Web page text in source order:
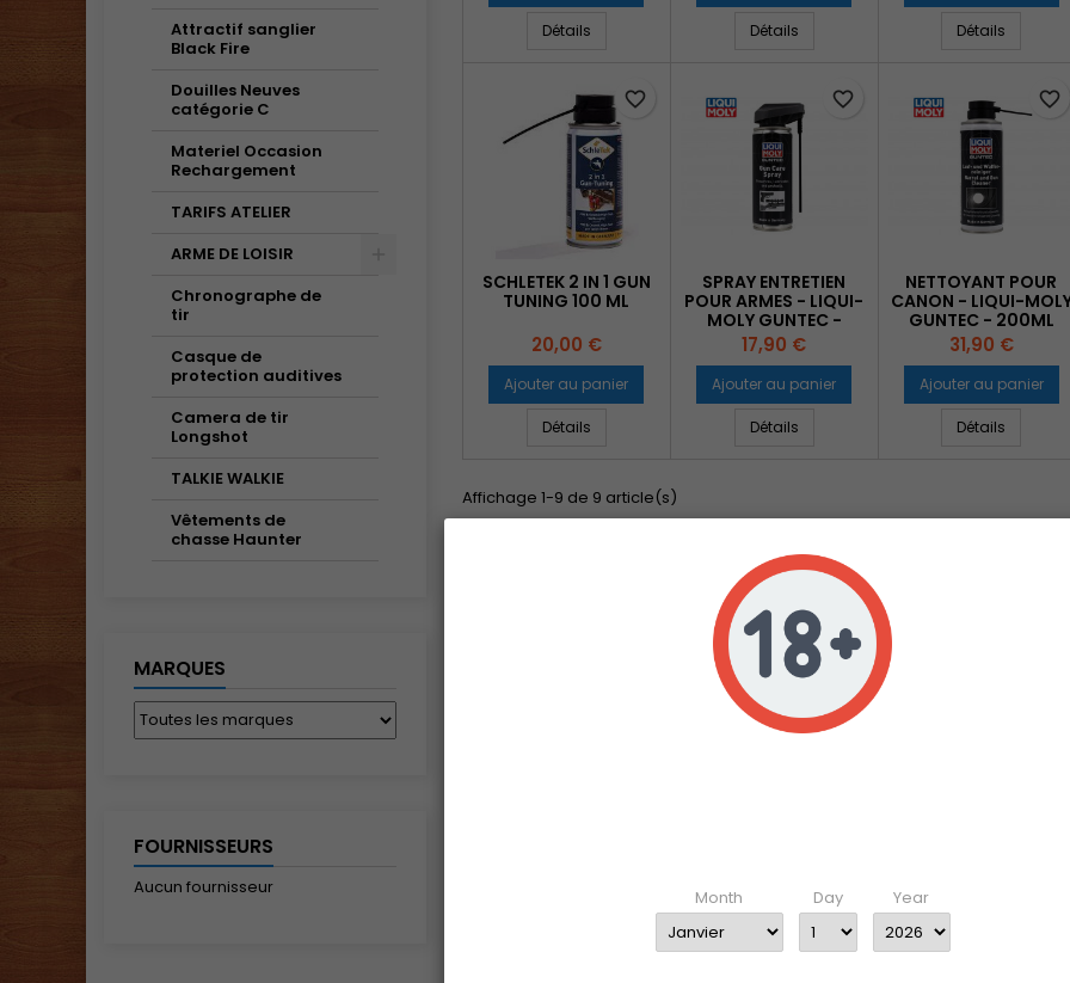
Attractif sanglier
Black Fire
Douilles Neuves
catégorie C
Materiel Occasion
Rechargement
TARIFS ATELIER
ARME DE LOISIR
Chronographe de
tir
Casque de
protection auditives
Camera de tir
Longshot
TALKIE WALKIE
Vêtements de
chasse Haunter
MARQUES
FOURNISSEURS
Aucun fournisseur
Détails Détails Détails
SCHLETEK 2 IN 1 GUN
TUNING 100 ML
Prix
20,00 €
Ajouter au panier
Détails
favorite_border
SPRAY ENTRETIEN
POUR ARMES - LIQUI-
MOLY GUNTEC -
200ML
Prix
17,90 €
Ajouter au panier
Détails
favorite_border
NETTOYANT POUR
CANON - LIQUI-
GUNTEC - 200ML
Prix
31,90 €
Ajouter au panier
Détails
favorite_border
Affichage 1-9 de 9 article(s)
Découvrez notre gamme de produits de nettoyage d'alésage Milfoam Forrest
Month Day Year